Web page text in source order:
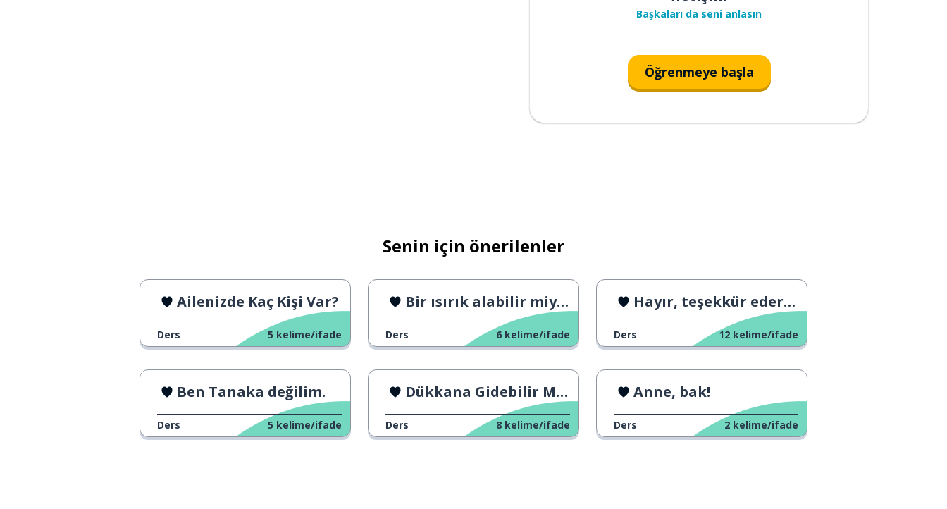
Başkaları da seni anlasın
Öğrenmeye başla
Senin için önerilenler
Ailenizde Kaç Kişi Var?
Ders 5 kelime/ifade
Bir ısırık alabilir miyim?
Ders 6 kelime/ifade
Hayır, teşekkür ederim!
Ders 12 kelime/ifade
Ben Tanaka değilim.
Ders 5 kelime/ifade
Dükkana Gidebilir Misin?
Ders 8 kelime/ifade
Anne, bak!
Ders 2 kelime/ifade